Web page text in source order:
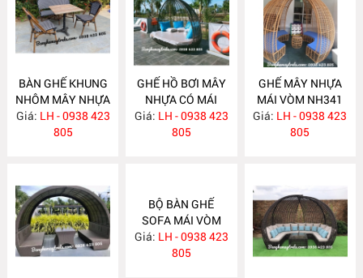
BÀN GHẾ KHUNG
NHÔM MÂY NHỰA
NH343
Giá: LH - 0938 423
805
GHẾ HỒ BƠI MÂY
NHỰA CÓ MÁI
NH342
Giá: LH - 0938 423
805
GHẾ MÂY NHỰA
MÁI VÒM NH341
Giá: LH - 0938 423
805
BỘ BÀN GHẾ
SOFA MÁI VÒM
MÂY NHỰA
NH339
Giá: LH - 0938 423
805